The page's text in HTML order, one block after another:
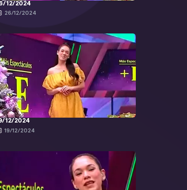
12/2024
26/12/2024
12/2024
19/12/2024